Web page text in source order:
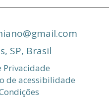
SP, Brasil
Privacidade
de acessibilidade